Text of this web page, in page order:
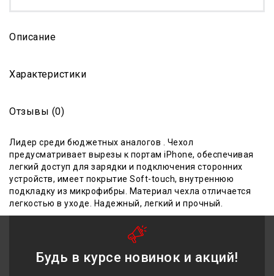
Описание
Характеристики
Отзывы (0)
Лидер среди бюджетных аналогов . Чехол
предусматривает вырезы к портам iPhone, обеспечивая
легкий доступ для зарядки и подключения сторонних
устройств, имеет покрытие Soft-touch, внутреннюю
подкладку из микрофибры. Материал чехла отличается
легкостью в уходе. Надежный, легкий и прочный.
Будь в курсе новинок и акций!